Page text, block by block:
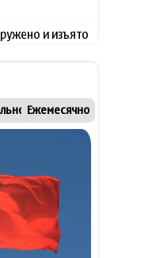
и изъято
Кавказ
и
$201
в
обсудили
Ежемесячно